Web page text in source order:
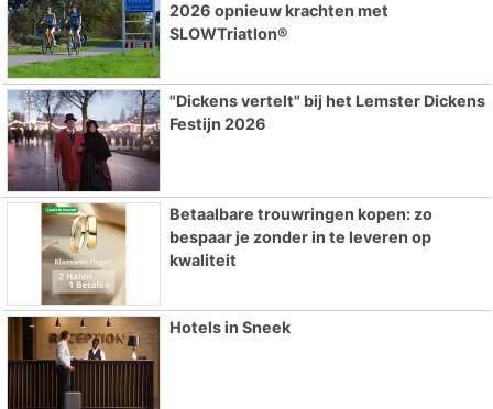
2026 opnieuw krachten met
SLOWTriatlon®
"Dickens vertelt" bij het Lemster Dickens
Festijn 2026
Betaalbare trouwringen kopen: zo
bespaar je zonder in te leveren op
kwaliteit
Hotels in Sneek